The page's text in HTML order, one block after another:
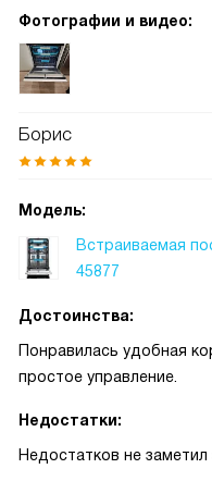
тихая работа и
Фотографии и видео:
Борис
Модель:
Встраиваемая
45877
Достоинства:
Понравилась удобная
простое управление.
Недостатки:
Недостатков не заметил